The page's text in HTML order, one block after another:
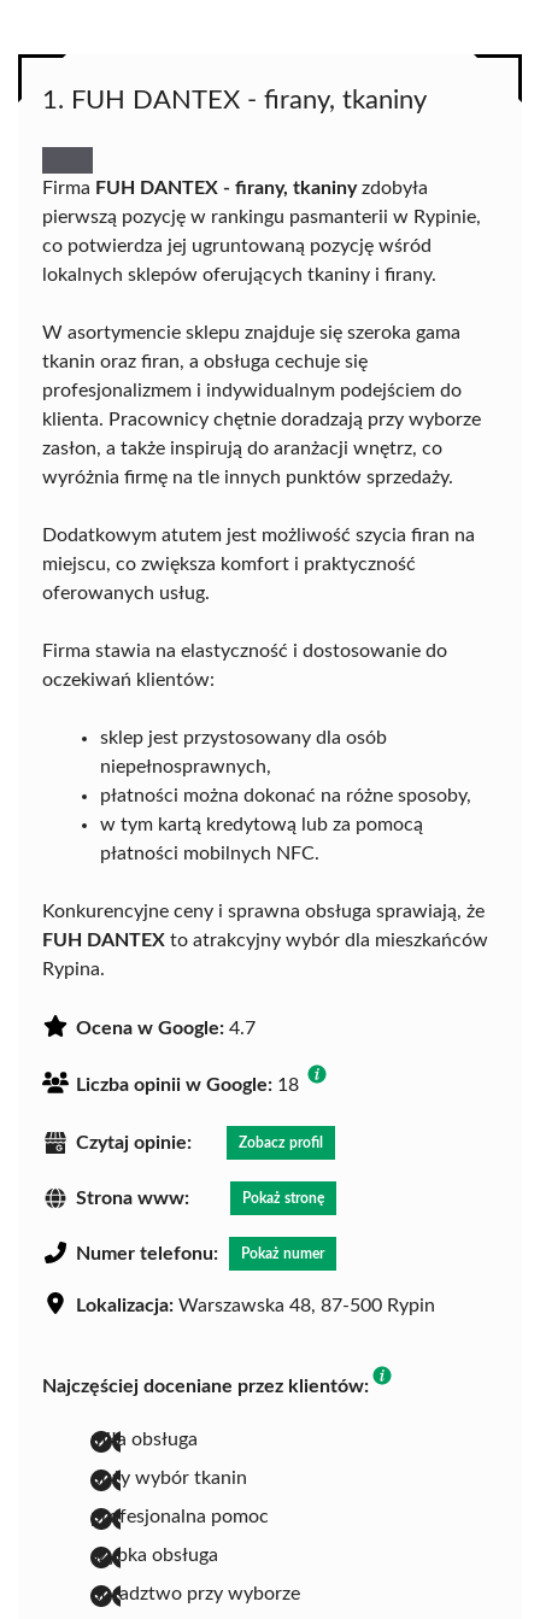
1. FUH DANTEX - firany, tkaniny
Firma FUH DANTEX - firany, tkaninyzdobyła
pierwszą pozycję w rankingu pasmanterii w Rypinie,
co potwierdza jej ugruntowaną pozycję wśród
lokalnych sklepów oferujących tkaniny i firany.
W asortymencie sklepu znajduje się szeroka gama
tkanin oraz firan, a obsługa cechuje się
profesjonalizmem i indywidualnym podejściem do
klienta. Pracownicy chętnie doradzają przy wyborze
zasłon, a także inspirują do aranżacji wnętrz, co
wyróżnia firmę na tle innych punktów sprzedaży.
Dodatkowym atutem jest możliwość szycia firan na
miejscu, co zwiększa komfort i praktyczność
oferowanych usług.
Firma stawia na elastyczność i dostosowanie do
oczekiwań klientów:
sklep jest przystosowany dla osób
niepełnosprawnych,
płatności można dokonać na różne sposoby,
w tym kartą kredytową lub za pomocą
płatności mobilnych NFC.
Konkurencyjne ceny i sprawna obsługa sprawiają, że
FUH DANTEX to atrakcyjny wybór dla mieszkańców
Rypina.
Ocena w Google: 4.7
Liczba opinii w Google: 18
Czytaj opinie: Zobacz profil
Strona www: Pokaż stronę
Numer telefonu: Pokaż numer
Lokalizacja: Warszawska 48, 87-500 Rypin
Najczęściej doceniane przez klientów:
miła obsługa
duży wybór tkanin
profesjonalna pomoc
szybka obsługa
doradztwo przy wyborze